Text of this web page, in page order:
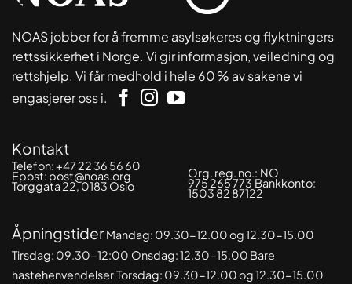
NOAS jobber for å fremme asylsøkeres og flyktningers
rettssikkerhet i Norge. Vi gir informasjon, veiledning og
rettshjelp. Vi får medhold i hele 60 % av sakene vi
engasjerer oss i.
Kontakt
Telefon:+47 22 36 56 60
Epost: post@noas.org
Torggata 22, 0183 Oslo
Org. reg. no.: NO
975 265 773 Bankkonto:
1503 82 87122
Åpningstider Mandag: 09.30-12.00 og 12.30-15.00
Tirsdag: 09.30-12:00 Onsdag: 12.30-15.00 Bare
hastehenvendelserTorsdag: 09.30-12.00 og 12.30-15.00